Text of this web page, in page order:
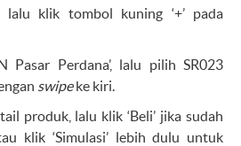
klik tombol kuning ‘+’ pada
Pasar Perdana’, lalu pilih SR023
swipeke kiri.
produk, lalu klik ‘Beli’ jika sudah
klik ‘Simulasi’ lebih dulu untuk